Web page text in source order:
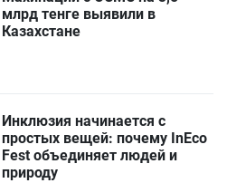
млрд тенге выявили в
Казахстане
Инклюзия начинается с
простых вещей: почему InEco
Fest объединяет людей и
природу